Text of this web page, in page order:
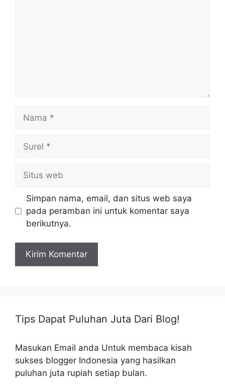
web
Simpan nama, email, dan situs web saya
pada peramban ini untuk komentar saya
berikutnya.
Tips Dapat Puluhan Juta Dari Blog!
Masukan Email anda Untuk membaca kisah
sukses blogger Indonesia yang hasilkan
puluhan juta rupiah setiap bulan.